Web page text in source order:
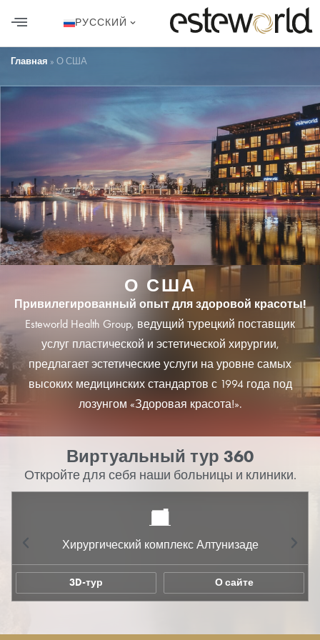
РУССКИЙ
Главная » О США
О США
Привилегированный опыт для здоровой красоты!
Esteworld Health Group, ведущий турецкий поставщик
услуг пластической и эстетической хирургии,
предлагает эстетические услуги на уровне самых
высоких медицинских стандартов с 1994 года под
лозунгом «Здоровая красота!».
Виртуальный тур 360
Откройте для себя наши больницы и клиники.
Хирургический комплекс Алтунизаде
3D-тур О сайте